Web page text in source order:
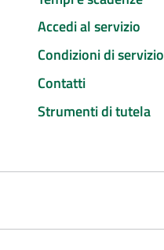
Accedi al servizio
Condizioni di servizio
Contatti
Strumenti di tutela